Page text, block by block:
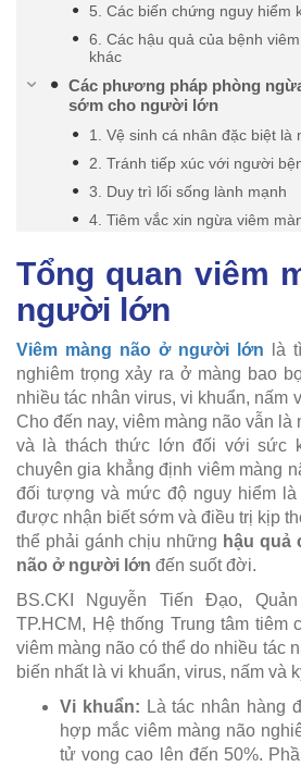
5. Các biến chứng nguy hiểm
6. Các hậu quả của bệnh
khác
Các phương pháp phòng
sớm cho người lớn
1. Vệ sinh cá nhân đặc biệt là
2. Tránh tiếp xúc với người
3. Duy trì lối sống lành mạnh
4. Tiêm vắc xin ngừa viêm
Tổng quan viêm
người lớn
Viêm màng não ở người lớn là
nghiêm trọng xảy ra ở màng bao
nhiều tác nhân virus, vi khuẩn, nấm
Cho đến nay, viêm màng não vẫn là
và là thách thức lớn đối với sức
chuyên gia khẳng định viêm màng
đối tượng và mức độ nguy hiểm
được nhận biết sớm và điều trị kịp
thể phải gánh chịu những hậu quả
não ở người lớn đến suốt đời.
BS.CKI Nguyễn Tiến Đạo,
TP.HCM, Hệ thống Trung tâm tiêm
viêm màng não có thể do nhiều tác
biến nhất là vi khuẩn, virus, nấm và
Vi khuẩn: Là tác nhân hàng
hợp mắc viêm màng não
tử vong cao lên đến 50%.